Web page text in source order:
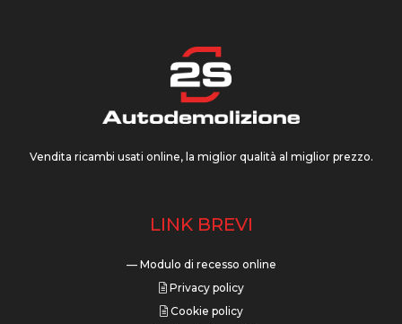
Vendita ricambi usati online, la miglior qualità al miglior prezzo.
LINK BREVI
— Modulo di recesso online
Privacy policy
Cookie policy